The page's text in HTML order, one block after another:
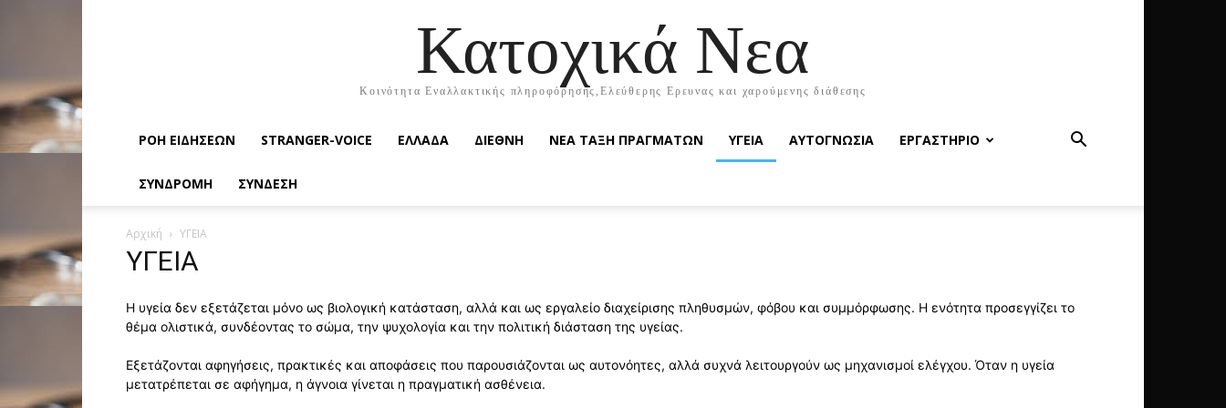
Κατοχικά Νεα
Κοινότητα Εναλλακτικής πληροφόρησης,Ελεύθερης Ερευνας και χαρούμενης διάθεσης
ΡΟΉ ΕΙΔΉΣΕΩΝ STRANGER-VOICE ΕΛΛΑΔΑ ΔΙΕΘΝΗ ΝΕΑ ΤΑΞΗ ΠΡΑΓΜΑΤΩΝ ΥΓΕΙΑ ΑΥΤΟΓΝΩΣΙΑ ΕΡΓΑΣΤΗΡΙΟ
ΣΥΝΔΡΟΜΗ ΣΥΝΔΕΣΗ
Αρχική ΥΓΕΙΑ
ΥΓΕΙΑ
Η υγεία δεν εξετάζεται μόνο ως βιολογική κατάσταση, αλλά και ως εργαλείο διαχείρισης πληθυσμών, φόβου και συμμόρφωσης. Η ενότητα προσεγγίζει το
θέμα ολιστικά, συνδέοντας το σώμα, την ψυχολογία και την πολιτική διάσταση της υγείας.
Εξετάζονται αφηγήσεις, πρακτικές και αποφάσεις που παρουσιάζονται ως αυτονόητες, αλλά συχνά λειτουργούν ως μηχανισμοί ελέγχου. Όταν η υγεία
μετατρέπεται σε αφήγημα, η άγνοια γίνεται η πραγματική ασθένεια.